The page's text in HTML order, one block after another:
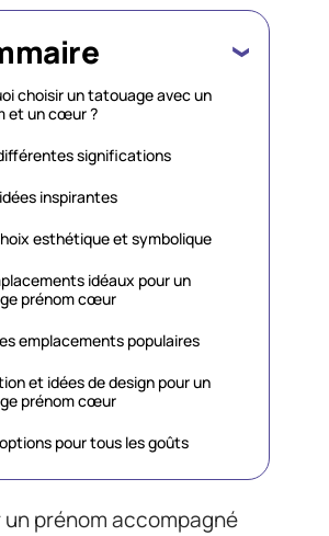
choisir un tatouage avec un
et un cœur ?
significations
inspirantes
esthétique et symbolique
idéaux pour un
prénom cœur
emplacements populaires
et idées de design pour un
prénom cœur
pour tous les goûts
prénom accompagné